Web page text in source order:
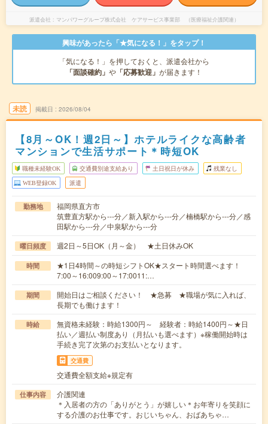
派遣会社 マンパワーグループ株式会社 ケアサービス事業部 （医療福祉介護関連）
興味があったら「★気になる！」をタップ！
「気になる！」を押しておくと、派遣会社から
「面談確約」 や 「応募歓迎」 が届きます！
未読 掲載日 2026/08/04
【8月～OK！週2日～】ホテルライクな高齢者
マンションで生活サポート＊時短OK
職種未経験OK 交通費別途支給あり 土日祝日が休み 残業なし
WEB登録OK 派遣
勤務地
福岡県直方市
筑豊直方駅から---分／新入駅から---分／楠橋駅から---分／感
田駅から---分／中泉駅から---分
曜日頻度 週2日～5日OK（月～金） ★土日休みOK
時間
★1日4時間～の時短シフトOK★スタート時間選べます！
7:00～16:009:00～17:0011:…
期間
開始日はご相談ください！ ★急募 ★職場が気に入れば、
長期でも働けます！
時給
無資格未経験：時給1300円～ 経験者：時給1400円～★日
払い／週払い制度あり（月払いも選べます）※稼働開始時は
手続き完了次第のお支払いとなります。
交通費
交通費全額支給※規定有
仕事内容
介護関連
＊入居者の方の「ありがとう」が嬉しい＊お年寄りを笑顔に
する介護のお仕事です。おじいちゃん、おばあちゃ…